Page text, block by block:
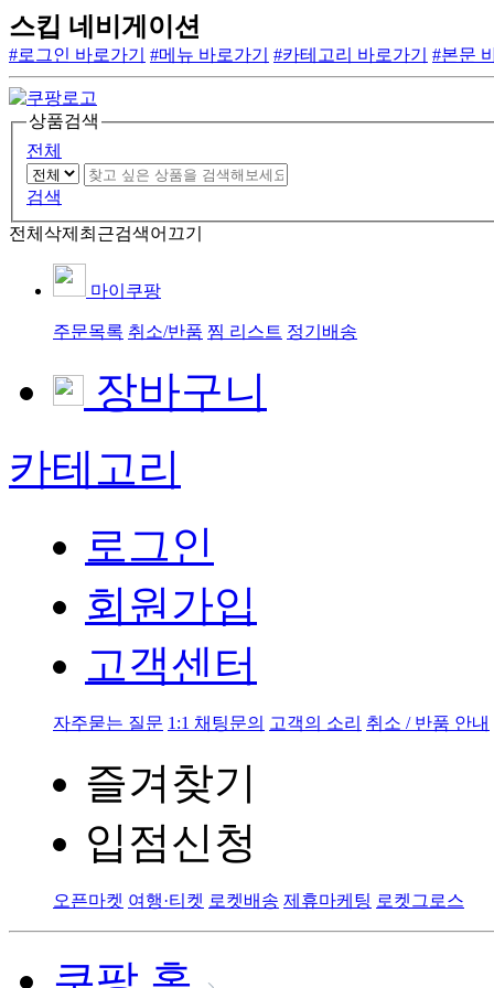
스킵 네비게이션
#로그인 바로가기 #메뉴 바로가기 #카테고리 바로가기 #본문
상품검색
전체
검색
전체삭제 최근검색어끄기
마이쿠팡
주문목록 취소/반품 찜 리스트 정기배송
장바구니
카테고리
로그인
회원가입
고객센터
자주묻는 질문 1:1 채팅문의 고객의 소리 취소 / 반품 안내
즐겨찾기
입점신청
오픈마켓 여행·티켓 로켓배송 제휴마케팅 로켓그로스